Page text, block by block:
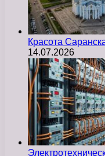
Красота
14.07.2026